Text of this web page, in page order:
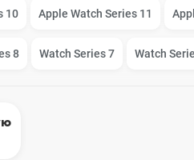
iPhone 17e iPad
10 Apple Watch Series 11
8 Watch Series 7 Watch